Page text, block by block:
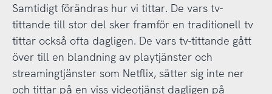
Samtidigt förändras hur vi tittar. De vars tv-
tittande till stor del sker framför en traditionell tv
tittar också ofta dagligen. De vars tv-tittande gått
över till en blandning av playtjänster och
streamingtjänster som Netflix, sätter sig inte ner
och tittar på en viss videotjänst dagligen på